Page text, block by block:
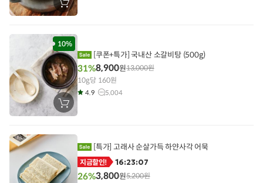
장
바
에
담
기
10%
장
바
에
[쿠폰+특가] 국내산 소갈비탕 (500g)
31%8,900원13,000원
10g당 160원
4.9 5,004
[특가] 고래사 순살가득 하얀사각 어묵
지금할인! 16:23:06
26%3,800원5,200원